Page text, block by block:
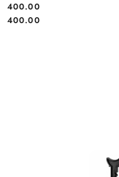
Cena:
400.00
Cena:
400.00